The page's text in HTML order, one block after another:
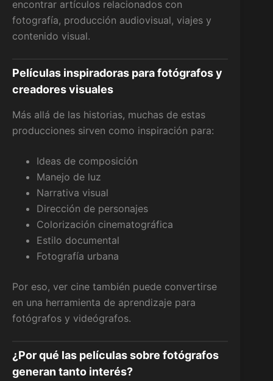
encontrar artículos relacionados con
fotografía, producción audiovisual, viajes y
contenido visual.
Películas inspiradoras para fotógrafos y
creadores visuales
Más allá de las historias, muchas de estas
producciones sirven como inspiración para:
Ideas de composición
Manejo de luz
Narrativa visual
Dirección de personajes
Colorización cinematográfica
Estilo documental
Fotografía urbana
Por eso, ver cine también puede convertirse
en una herramienta de aprendizaje para
fotógrafos y videógrafos.
¿Por qué las películas sobre fotógrafos
generan tanto interés?